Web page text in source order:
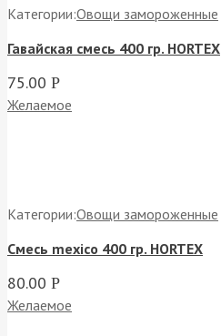
Категории:Овощи замороженные
Гавайская смесь 400 гр. HORTEX
75.00 Р
Желаемое
Категории:Овощи замороженные
Смесь mexico 400 гр. HORTEX
80.00 Р
Желаемое